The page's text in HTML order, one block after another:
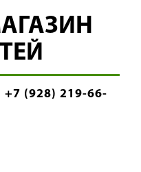
+7 (928) 219-66-